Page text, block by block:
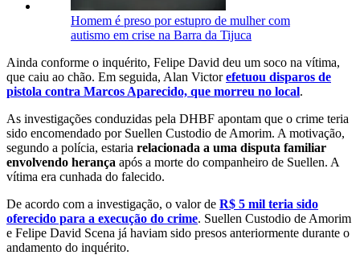
Homem é preso por estupro de mulher com
autismo em crise na Barra da Tijuca
Ainda conforme o inquérito, Felipe David deu um soco na vítima,
que caiu ao chão. Em seguida, Alan Victorefetuou disparos de
pistola contra Marcos Aparecido, que morreu no local.
As investigações conduzidas pela DHBF apontam que o crime teria
sido encomendado por Suellen Custodio de Amorim. A motivação,
segundo a polícia, estaria relacionada a uma disputa familiar
envolvendo herança após a morte do companheiro de Suellen. A
vítima era cunhada do falecido.
De acordo com a investigação, o valor de R$ 5 mil teria sido
oferecido para a execução do crime. Suellen Custodio de Amorim
e Felipe David Scena já haviam sido presos anteriormente durante o
andamento do inquérito.